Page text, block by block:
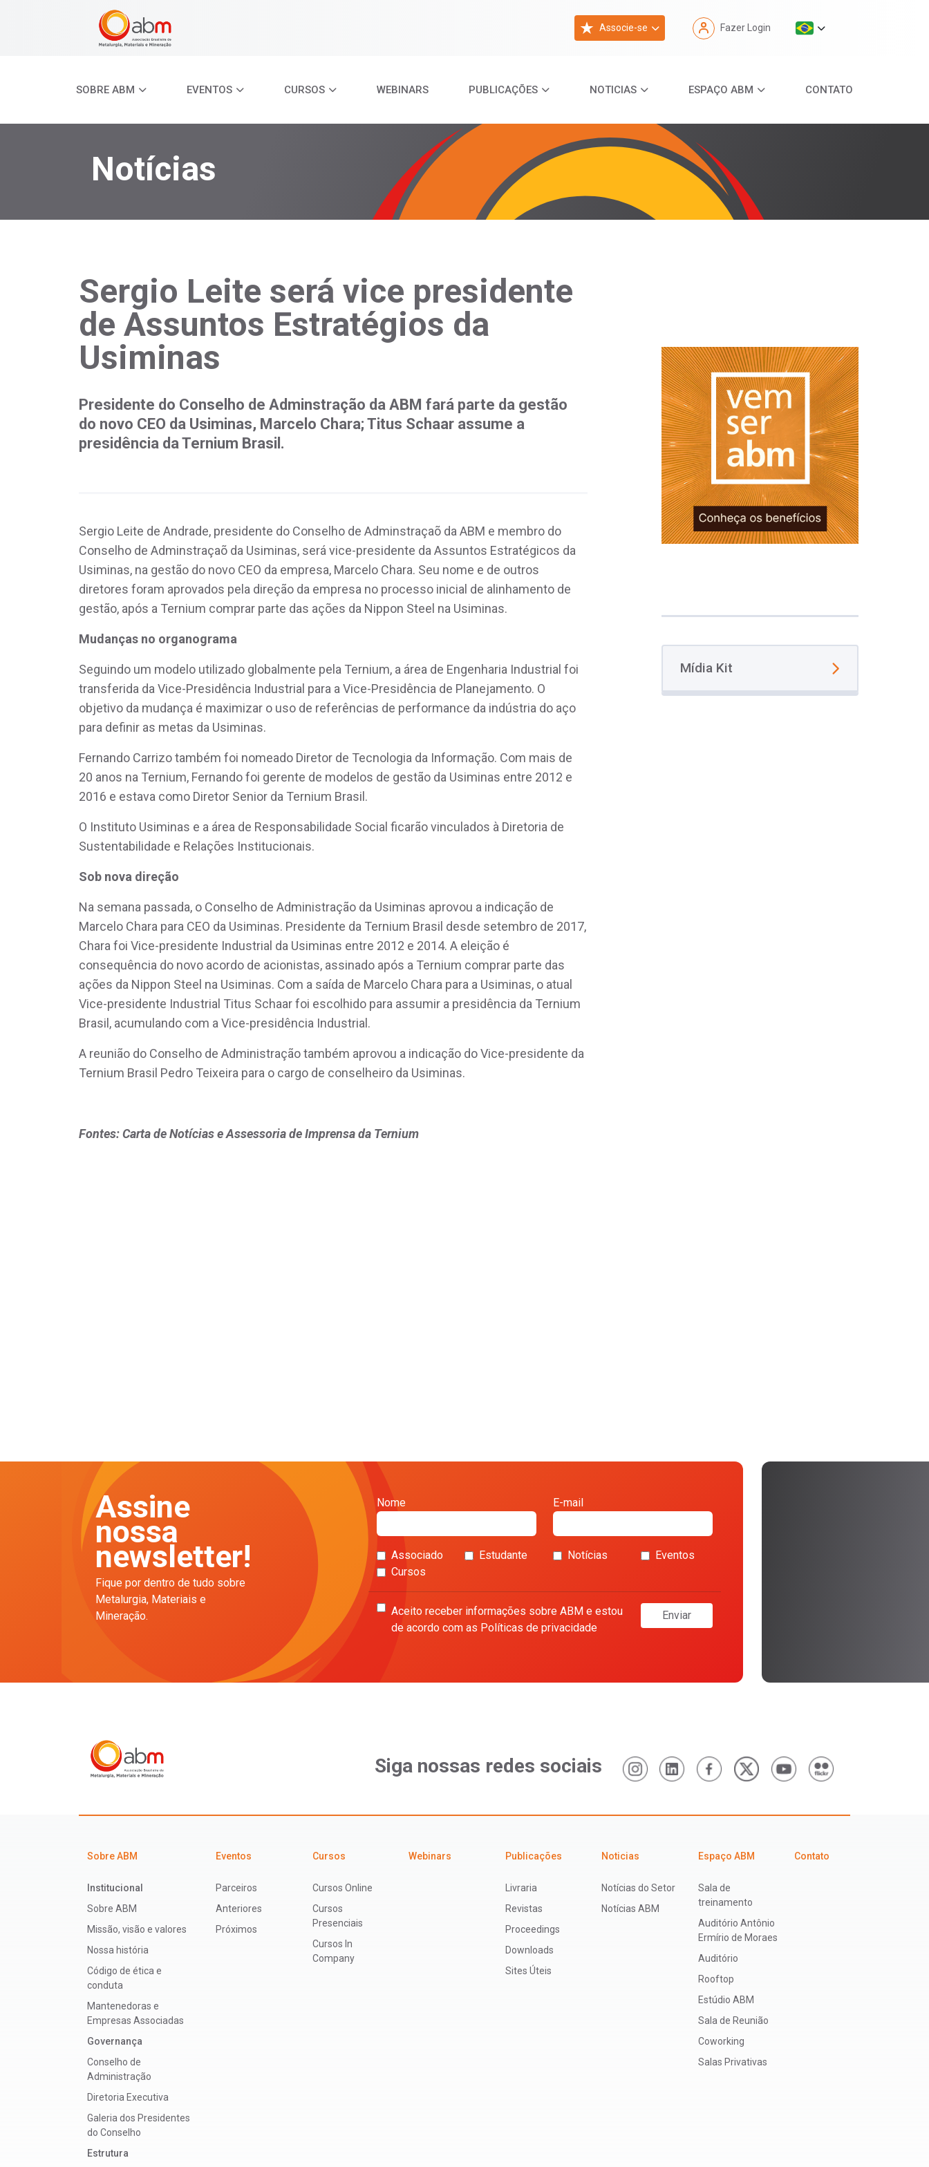
Associe-se Fazer Login
SOBRE ABM EVENTOS CURSOS WEBINARS PUBLICAÇÕES NOTICIAS ESPAÇO ABM CONTATO
Notícias
Sergio Leite será vice presidente
de Assuntos Estratégios da
Usiminas
Presidente do Conselho de Adminstração da ABM fará parte da gestão
do novo CEO da Usiminas, Marcelo Chara; Titus Schaar assume a
presidência da Ternium Brasil.
Sergio Leite de Andrade, presidente do Conselho de Adminstraçaõ da ABM e membro do
Conselho de Adminstraçaõ da Usiminas, será vice-presidente da Assuntos Estratégicos da
Usiminas, na gestão do novo CEO da empresa, Marcelo Chara. Seu nome e de outros
diretores foram aprovados pela direção da empresa no processo inicial de alinhamento de
gestão, após a Ternium comprar parte das ações da Nippon Steel na Usiminas.
Mudanças no organograma
Seguindo um modelo utilizado globalmente pela Ternium, a área de Engenharia Industrial foi
transferida da Vice-Presidência Industrial para a Vice-Presidência de Planejamento. O
objetivo da mudança é maximizar o uso de referências de performance da indústria do aço
para definir as metas da Usiminas.
Fernando Carrizo também foi nomeado Diretor de Tecnologia da Informação. Com mais de
20 anos na Ternium, Fernando foi gerente de modelos de gestão da Usiminas entre 2012 e
2016 e estava como Diretor Senior da Ternium Brasil.
O Instituto Usiminas e a área de Responsabilidade Social ficarão vinculados à Diretoria de
Sustentabilidade e Relações Institucionais.
Sob nova direção
Na semana passada, o Conselho de Administração da Usiminas aprovou a indicação de
Marcelo Chara para CEO da Usiminas. Presidente da Ternium Brasil desde setembro de 2017,
Chara foi Vice-presidente Industrial da Usiminas entre 2012 e 2014. A eleição é
consequência do novo acordo de acionistas, assinado após a Ternium comprar parte das
ações da Nippon Steel na Usiminas. Com a saída de Marcelo Chara para a Usiminas, o atual
Vice-presidente Industrial Titus Schaar foi escolhido para assumir a presidência da Ternium
Brasil, acumulando com a Vice-presidência Industrial.
A reunião do Conselho de Administração também aprovou a indicação do Vice-presidente da
Ternium Brasil Pedro Teixeira para o cargo de conselheiro da Usiminas.
Fontes: Carta de Notícias e Assessoria de Imprensa da Ternium
Mídia Kit
Assine
nossa
newsletter!
Fique por dentro de tudo sobre
Metalurgia, Materiais e
Mineração.
Nome E-mail
Associado Estudante Notícias
Eventos
Cursos
Aceito receber informações sobre ABM e estou
de acordo com as Políticas de privacidade
Enviar
Siga nossas redes sociais
Sobre ABM
Institucional
Sobre ABM
Missão, visão e valores
Nossa história
Código de ética e
conduta
Mantenedoras e
Empresas Associadas
Governança
Conselho de
Administração
Diretoria Executiva
Galeria dos Presidentes
do Conselho
Estrutura
Eventos
Parceiros
Anteriores
Próximos
Cursos
Cursos Online
Cursos
Presenciais
Cursos In
Company
Webinars Publicações
Livraria
Revistas
Proceedings
Downloads
Sites Úteis
Noticias
Notícias do Setor
Notícias ABM
Espaço ABM
Sala de
treinamento
Auditório Antônio
Ermírio de Moraes
Auditório
Rooftop
Estúdio ABM
Sala de Reunião
Coworking
Salas Privativas
Contato